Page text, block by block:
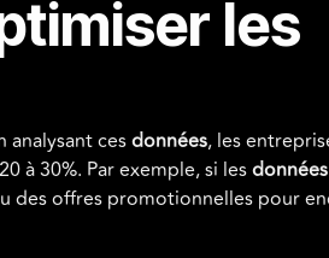
les
analysant cesdonnées, les
à 30%. Par exemple, si lesdonnées
des offres promotionnelles pour